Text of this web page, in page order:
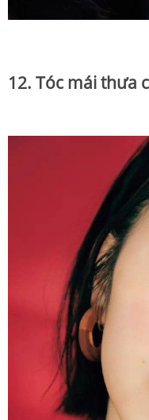
12. Tóc mái thưa